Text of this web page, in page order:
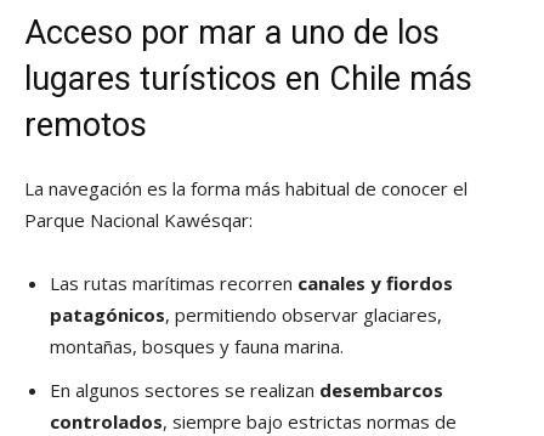
Acceso por mar a uno de los
lugares turísticos en Chile más
remotos
La navegación es la forma más habitual de conocer el
Parque Nacional Kawésqar:
Las rutas marítimas recorren canales y fiordos
patagónicos, permitiendo observar glaciares,
montañas, bosques y fauna marina.
En algunos sectores se realizan desembarcos
controlados, siempre bajo estrictas normas de